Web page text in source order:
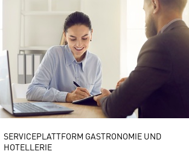
SERVICEPLATTFORM GASTRONOMIE UND
HOTELLERIE